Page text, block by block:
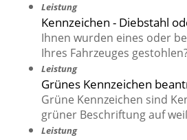
Leistung
Kennzeichen - Diebstahl
Ihnen wurden eines oder
Ihres Fahrzeuges
Leistung
Grünes Kennzeichen
Grüne Kennzeichen sind
grüner Beschriftung auf
Leistung